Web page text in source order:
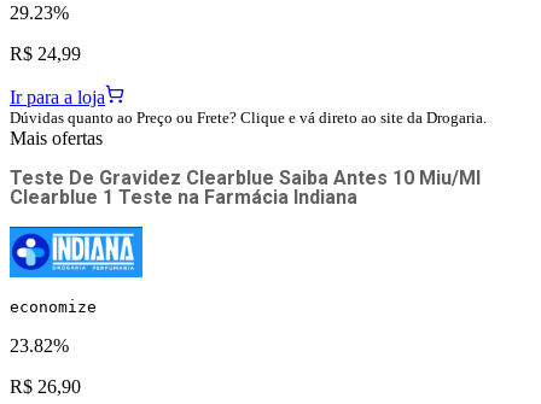
29.23%
R$ 24,99
Ir para a loja
Dúvidas quanto ao Preço ou Frete? Clique e vá direto ao site da Drogaria.
Mais ofertas
Teste De Gravidez Clearblue Saiba Antes 10 Miu/Ml
Clearblue 1 Teste na Farmácia Indiana
economize
23.82%
R$ 26,90